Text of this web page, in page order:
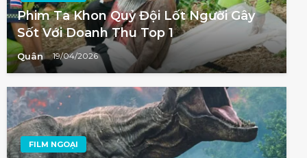
Phim Ta Khon Quỷ Đội Lốt Người Gây
Sốt Với Doanh Thu Top 1
Quân 19/04/2026
FILM NGOẠI